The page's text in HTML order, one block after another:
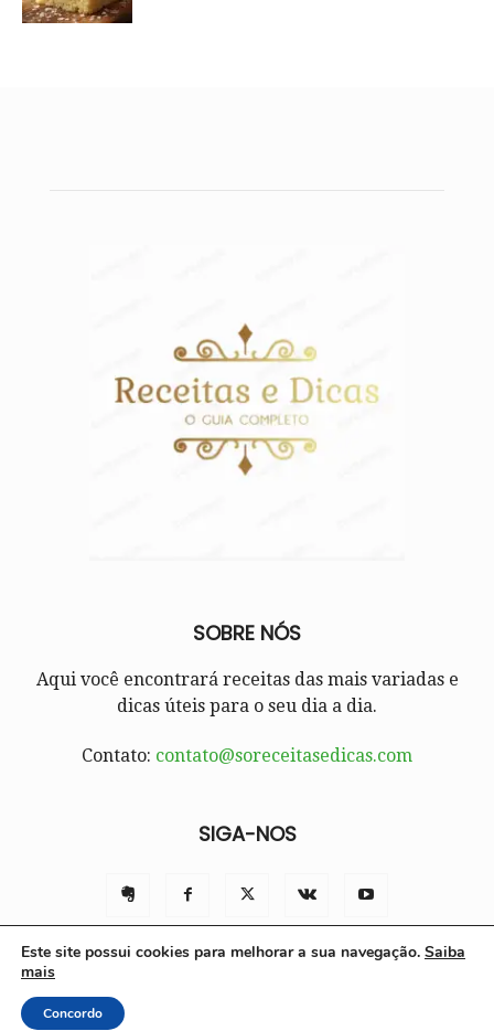
SOBRE NÓS
Aqui você encontrará receitas das mais variadas e
dicas úteis para o seu dia a dia.
Contato: contato@soreceitasedicas.com
SIGA-NOS
© Só Receitas e Dicas 2025 | Todos os direitos reservados.
Este site possui cookies para melhorar a sua navegação. Saiba
mais
Concordo